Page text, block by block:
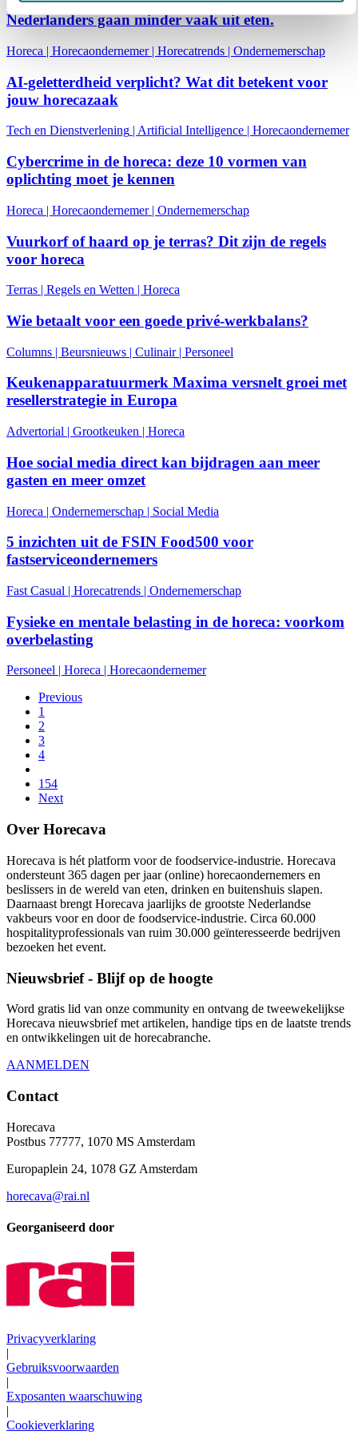
Nederlanders gaan minder vaak uit eten.
Horeca | Horecaondernemer| Horecatrends | Ondernemerschap
AI-geletterdheid verplicht? Wat dit betekent voor
jouw horecazaak
Tech en Dienstverlening | Artificial Intelligence | Horecaondernemer
Cybercrime in de horeca: deze 10 vormen van
oplichting moet je kennen
Horeca | Horecaondernemer| Ondernemerschap
Vuurkorf of haard op je terras? Dit zijn de regels
voor horeca
Terras | Regels en Wetten | Horeca
Wie betaalt voor een goede privé-werkbalans?
Columns | Beursnieuws | Culinair| Personeel
Keukenapparatuurmerk Maxima versnelt groei met
resellerstrategie in Europa
Advertorial | Grootkeuken | Horeca
Hoe social media direct kan bijdragen aan meer
gasten en meer omzet
Horeca | Ondernemerschap | Social Media
5 inzichten uit de FSIN Food500 voor
fastserviceondernemers
Fast Casual | Horecatrends | Ondernemerschap
Fysieke en mentale belasting in de horeca: voorkom
overbelasting
Personeel Horeca
Horecaondernemer
Previous
1
2
3
4
154
Next
Over Horecava
Horecava is hét platform voor de foodservice-industrie. Horecava
ondersteunt 365 dagen per jaar (online) horecaondernemers en
beslissers in de wereld van eten, drinken en buitenshuis slapen.
Daarnaast brengt Horecava jaarlijks de grootste Nederlandse
vakbeurs voor en door de foodservice-industrie. Circa 60.000
hospitalityprofessionals van ruim 30.000 geïnteresseerde bedrijven
bezoeken het event.
Nieuwsbrief - Blijf op de hoogte
Word gratis lid van onze community en ontvang de tweewekelijkse
Horecava nieuwsbrief met artikelen, handige tips en de laatste trends
en ontwikkelingen uit de horecabranche.
AANMELDEN
Contact
Horecava
Postbus 77777, 1070 MS Amsterdam
Europaplein 24, 1078 GZ Amsterdam
horecava@rai.nl
Georganiseerd door
Privacyverklaring
|
Gebruiksvoorwaarden
|
Exposanten waarschuwing
|
Cookieverklaring